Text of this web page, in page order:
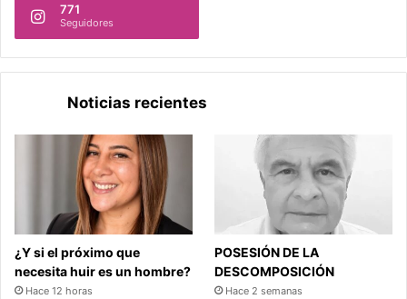
771
Seguidores
Noticias recientes
¿Y si el próximo que
necesita huir es un hombre?
Hace 12 horas
POSESIÓN DE LA
DESCOMPOSICIÓN
Hace 2 semanas